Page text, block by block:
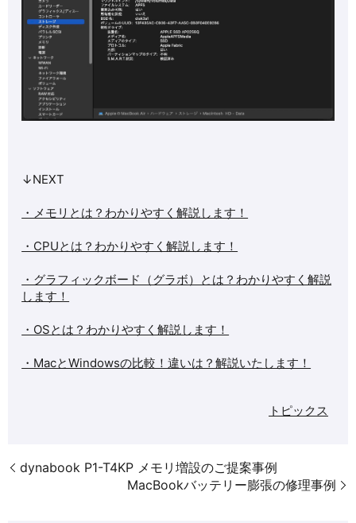
↓NEXT
・メモリとは？わかりやすく解説します！
・CPUとは？わかりやすく解説します！
・グラフィックボード（グラボ）とは？わかりやすく解説
します！
・OSとは？わかりやすく解説します！
・MacとWindowsの比較！違いは？解説いたします！
トピックス
dynabook P1-T4KP メモリ増設のご提案事例
MacBookバッテリー膨張の修理事例